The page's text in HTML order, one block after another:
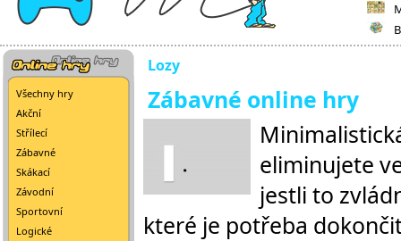
Všechny hry
Akční
Střílecí
Zábavné
Skákací
Závodní
Sportovní
Logické
Lozy
Zábavné online hry
eliminujete
jestli to
které je potřeba